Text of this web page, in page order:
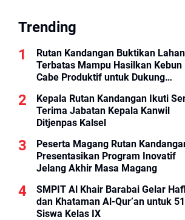
Trending
Rutan Kandangan Buktikan Lahan
Terbatas Mampu Hasilkan Kebun
Cabe Produktif untuk Dukung
Kepala Rutan Kandangan Ikuti
Terima Jabatan Kepala Kanwil
Ditjenpas Kalsel
Peserta Magang Rutan
Presentasikan Program Inovatif
Jelang Akhir Masa Magang
SMPIT Al Khair Barabai Gelar
dan Khataman Al-Qur’an untuk 51
Siswa Kelas IX